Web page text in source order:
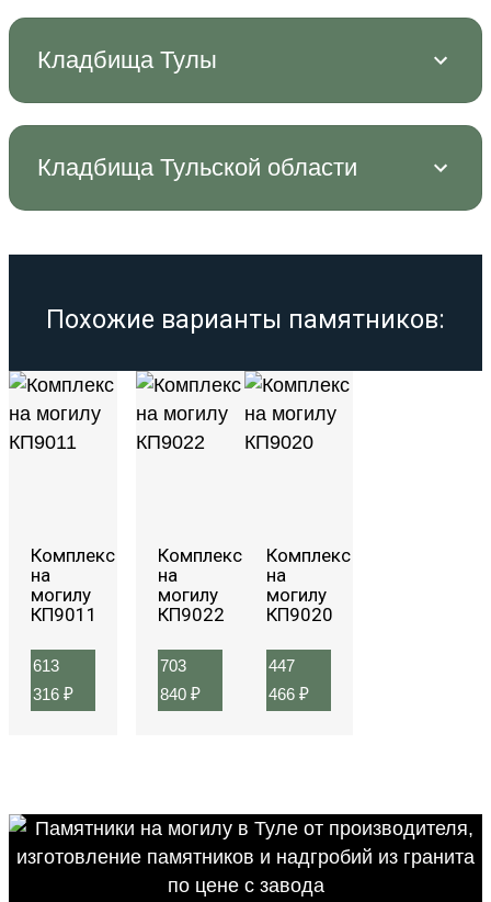
Кладбища Тулы
Кладбища Тульской области
Похожие варианты памятников:
Комплекс
на
могилу
КП9011
613
316 ₽
Комплекс
на
могилу
КП9022
703
840 ₽
Комплекс
на
могилу
КП9020
447
466 ₽